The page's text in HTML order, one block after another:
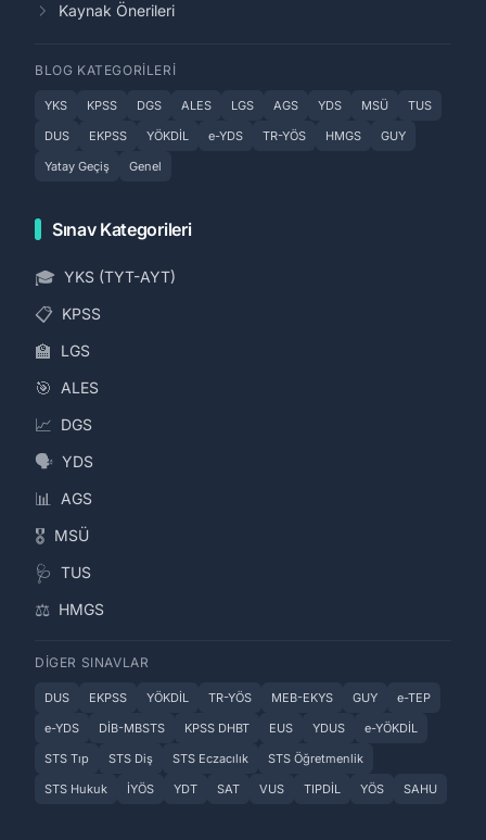
Kaynak Önerileri
BLOG KATEGORILERI
YKS KPSS DGS ALES LGS AGS YDS MSÜ
TUS
DUS
EKPSS YÖKDİL e-YDS TR-YÖS HMGS
GUY
Yatay Geçiş
Genel
Sınav Kategorileri
🎓 YKS (TYT-AYT)
📋 KPSS
🏫 LGS
🎯 ALES
📈 DGS
🗣️ YDS
📊 AGS
🎖️ MSÜ
🩺 TUS
⚖️ HMGS
DIGER SINAVLAR
DUS EKPSS YÖKDİL TR-YÖS MEB-EKYS GUY
e-TEP
e-YDS
DİB-MBSTS KPSS DHBT EUS YDUS
e-YÖKDİL
STS Tıp
STS Diş STS Eczacılık
STS Öğretmenlik
STS Hukuk
İYÖS YDT SAT VUS TIPDİL YÖS SAHU